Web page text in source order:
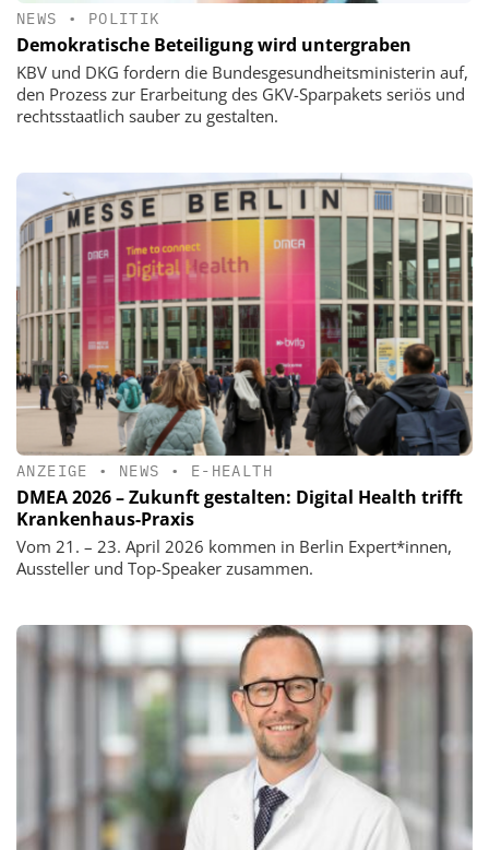
NEWS • POLITIK
Demokratische Beteiligung wird untergraben
KBV und DKG fordern die Bundesgesundheitsministerin auf,
den Prozess zur Erarbeitung des GKV-Sparpakets seriös und
rechtsstaatlich sauber zu gestalten.
ANZEIGE • NEWS • E-HEALTH
DMEA 2026 – Zukunft gestalten: Digital Health trifft
Krankenhaus-Praxis
Vom 21. – 23. April 2026 kommen in Berlin Expert*innen,
Aussteller und Top-Speaker zusammen.